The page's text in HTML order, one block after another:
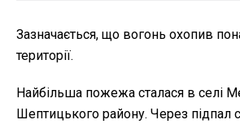
Зазначається, що вогонь охопив
території.
Найбільша пожежа сталася в селі
Шептицького району. Через підпал